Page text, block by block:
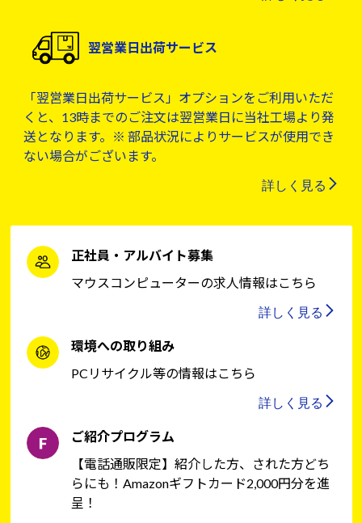
翌営業日出荷サービス
「翌営業日出荷サービス」オプションをご利用いただ
くと、13時までのご注文は翌営業日に当社工場より発
送となります。※ 部品状況によりサービスが使用でき
ない場合がございます。
詳しく見る
正社員・アルバイト募集
マウスコンピューターの求人情報はこちら
詳しく見る
環境への取り組み
PCリサイクル等の情報はこちら
詳しく見る
ご紹介プログラム
【電話通販限定】紹介した方、された方どち
らにも！Amazonギフトカード2,000円分を進
呈！